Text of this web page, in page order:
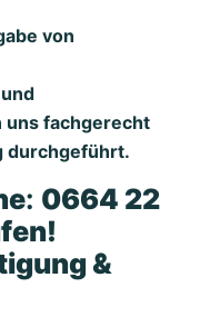
von
uns fachgerecht
durchgeführt.
: 0664 22
&